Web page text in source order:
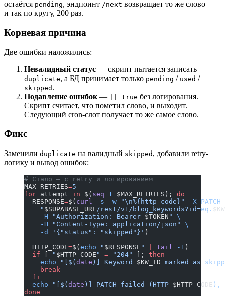
остаётся pending, эндпоинт /next возвращает то же слово —
и так по кругу, 200 раз.
Корневая причина
Две ошибки наложились:
Невалидный статус — скрипт пытается записать
duplicate, а БД принимает только pending / used /
skipped .
Подавление ошибок — || true без логирования.
Скрипт считает, что пометил слово, и выходит.
Следующий cron-слот получает то же самое слово.
Фикс
Заменили duplicate на валидный skipped , добавили retry-
логику и вывод ошибок:
# Стало — с retry и логированием
MAX_RETRIES=5
for attempt in $( seq 1 $MAX_RETRIES); do
  RESPONSE
=$( curl -s -w "\n%{http_code}" -X PATCH
    "
$SUPABASE_URL /rest/v1/blog_keywords?id=eq.
    -H
"Authorization: Bearer $TOKEN "
\
    -H
"Content-Type: application/json"
\
    -d
'{"status": "skipped"}' )
  HTTP_CODE
=$( echo " $RESPONSE " tail -1 )
  if
" $HTTP_CODE " = "204" ]; then
    echo
"[$( date )] Keyword $KW_ID marked as
    break
  fi
  echo
"[$( date )] PATCH failed (HTTP $HTTP_CODE ),
done